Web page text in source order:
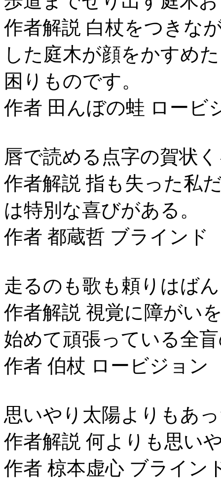
作者解説 白杖をつきな
した庭木が顔をかすめ
困りものです。
作者 田んぼの蛙 ロービ
唇で読める点字の賀状
作者解説 指も失った私
は特別な喜びがある。
作者 都蔵哲 ブラインド
走るのも歌も頼りはば
作者解説 視覚に障がい
始めて頑張っている全
作者 伯杖 ロービジョン
思いやり太陽よりもあ
作者解説 何よりも思い
作者 椋本虚心 ブライン